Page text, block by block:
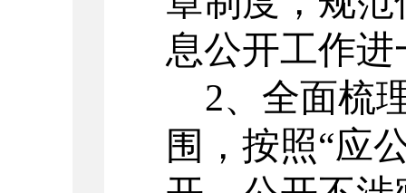
息公开工作
2、全面梳
围，按照“应